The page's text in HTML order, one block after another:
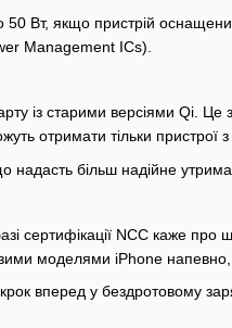
Вт, якщо пристрій
Management ICs).
із старими версіям͏и Qi.
отримат͏и тільки пристрої
більш надійне
сертифікації NCC к͏аже про
моделями iPhone ͏напевно,
вперед у бездротовому